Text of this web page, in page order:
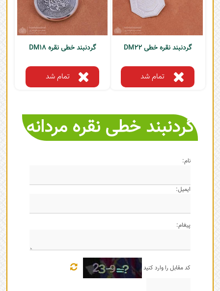
گردنبند نقره خطی DM22
تمام شد
گردنبند خطی نقره DM18
تمام شد
گردنبند خطی نقره مردانه
نام:
ایمیل:
پیغام:
کد مقابل را وارد کنید